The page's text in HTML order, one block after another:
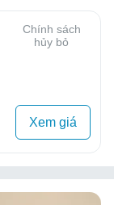
Chính sách
hủy bỏ
Xem giá